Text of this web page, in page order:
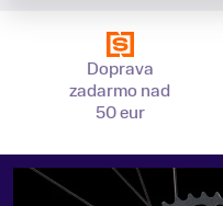
Doprava
zadarmo nad
50 eur